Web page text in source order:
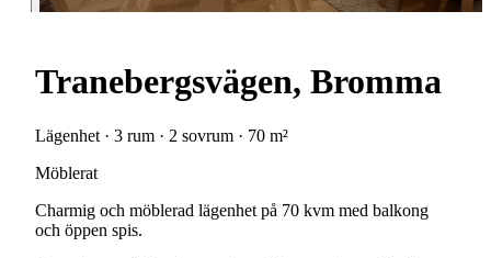
Tranebergsvägen, Bromma
Lägenhet · 3 rum · 2 sovrum · 70 m²
Möblerat
Charmig och möblerad lägenhet på 70 kvm med balkong
och öppen spis.